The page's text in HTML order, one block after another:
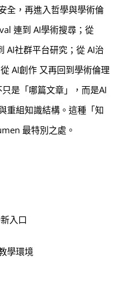
全，再進入哲學與學術倫
連到 AI學術搜尋；從
社群平台研究；從 AI治
AI創作 又再回到學術倫理
是「哪篇文章」，而是AI
重組知識結構。這種「知
最特別之處。
入口
學環境